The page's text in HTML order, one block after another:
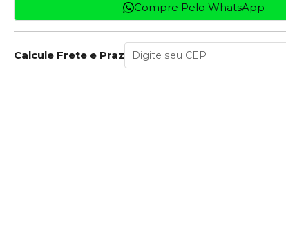
Compre Pelo WhatsApp
Calcule Frete e Prazo